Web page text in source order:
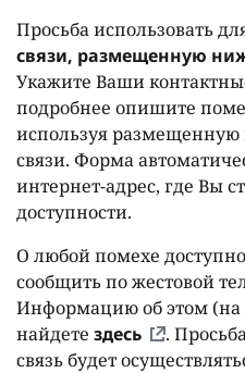
Просьба использовать
связи, размещенную
Укажите Ваши
подробнее опишите
используя
связи. Форма
интернет-адрес, где Вы
доступности.
О любой помехе
сообщить по жестовой
Информацию об этом
найдете здесь
.
связь будет